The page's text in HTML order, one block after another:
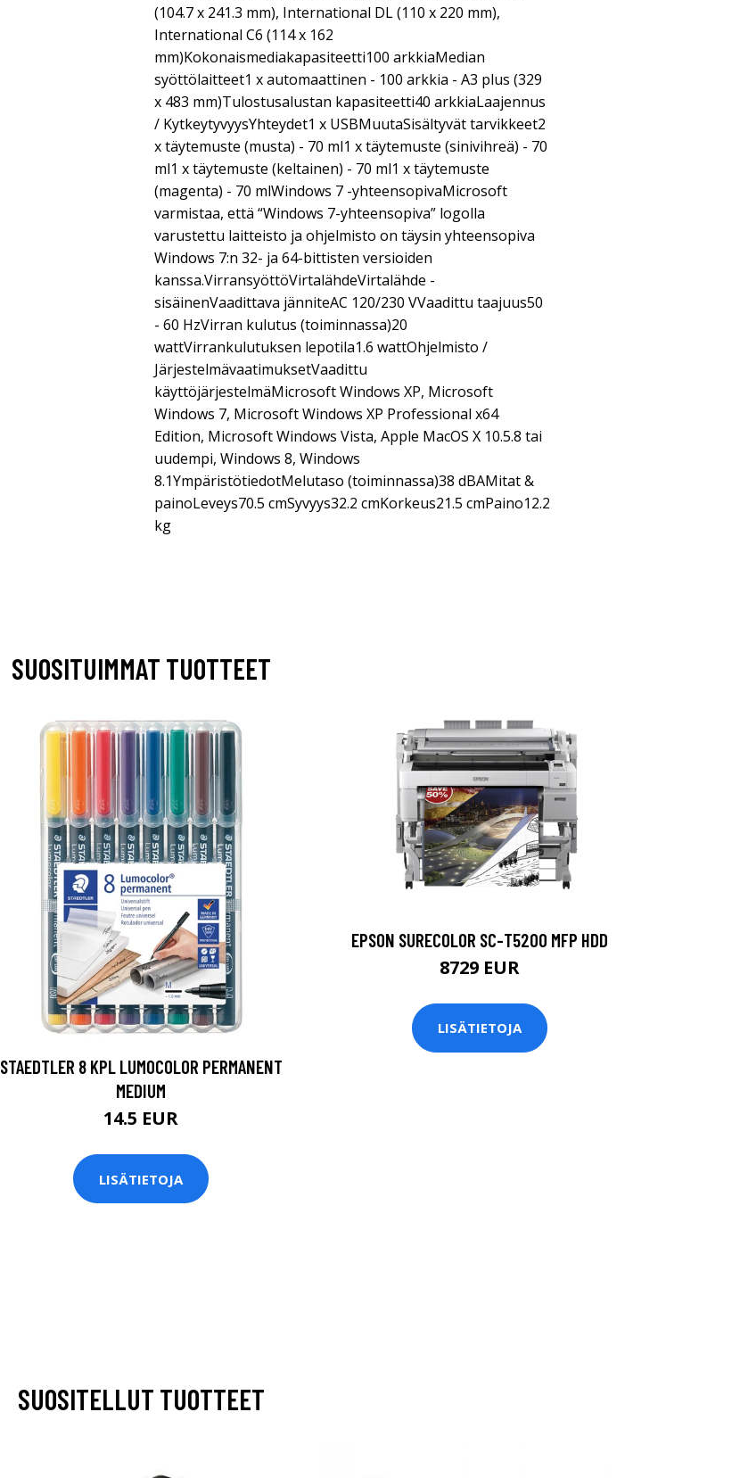
(104.7 x 241.3 mm), International DL (110 x 220 mm),
International C6 (114 x 162
mm)Kokonaismediakapasiteetti100 arkkiaMedian
syöttölaitteet1 x automaattinen - 100 arkkia - A3 plus (329
x 483 mm)Tulostusalustan kapasiteetti40 arkkiaLaajennus
/ KytkeytyvyysYhteydet1 x USBMuutaSisältyvät tarvikkeet2
x täytemuste (musta) - 70 ml1 x täytemuste (sinivihreä) - 70
ml1 x täytemuste (keltainen) - 70 ml1 x täytemuste
(magenta) - 70 mlWindows 7 -yhteensopivaMicrosoft
varmistaa, että “Windows 7-yhteensopiva” logolla
varustettu laitteisto ja ohjelmisto on täysin yhteensopiva
Windows 7:n 32- ja 64-bittisten versioiden
kanssa.VirransyöttöVirtalähdeVirtalähde -
sisäinenVaadittava jänniteAC 120/230 VVaadittu taajuus50
- 60 HzVirran kulutus (toiminnassa)20
wattVirrankulutuksen lepotila1.6 wattOhjelmisto /
JärjestelmävaatimuksetVaadittu
käyttöjärjestelmäMicrosoft Windows XP, Microsoft
Windows 7, Microsoft Windows XP Professional x64
Edition, Microsoft Windows Vista, Apple MacOS X 10.5.8 tai
uudempi, Windows 8, Windows
8.1YmpäristötiedotMelutaso (toiminnassa)38 dBAMitat &
painoLeveys70.5 cmSyvyys32.2 cmKorkeus21.5 cmPaino12.2
kg
SUOSITUIMMAT TUOTTEET
STAEDTLER 8 KPL LUMOCOLOR PERMANENT
MEDIUM
14.5 EUR
LISÄTIETOJA
EPSON SURECOLOR SC-T5200 MFP HDD
8729 EUR
LISÄTIETOJA
SUOSITELLUT TUOTTEET